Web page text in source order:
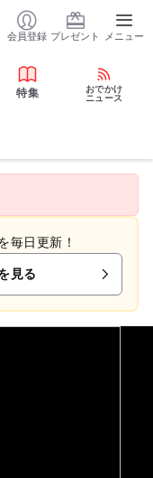
会員登録 プレゼント メニュー
特集
おでかけ
ニュース
毎日更新！
見る